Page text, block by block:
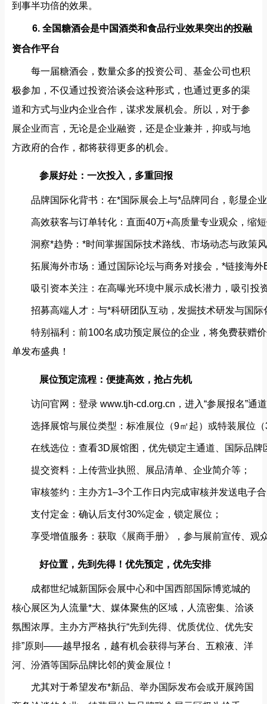
到事半功倍的效果。
6. 全国糖酒会是中国酒类和食品行业效果突出的投融
资合作平台
每一届糖酒会，数量众多的投资公司、基金公司也积
极参加，不仅通过投资洽谈会这种形式，也通过更多的渠
道和方式与业内企业合作，谋求发展机会。所以，对于参
展企业而言，无论是企业融资，还是企业兼并，抑或与地
方政府的合作，都将获得更多的机会。
参展好处：一次投入，多重回报
品牌国际化背书：在*国际展会上与*品牌同台，彰显企
高效获客与订单转化：直面40万+高质量专业观众，缩
洞察*趋势：*时间掌握国际技术路线、市场动态与政策
拓展海外市场：通过国际论坛与商务对接会，*链接海
吸引资本关注：在高曝光环境中展示成长潜力，吸引投
招募高端人才：与*科研团队互动，发掘技术研发与国际
特别福利：前100名成功预定展位的企业，将免费获赠
单发布盛典！
展位预定流程：便捷高效，抢占先机
访问官网：登录 www.tjh-cd.org.cn，进入“参展报名”通
选择展馆与展位类型：标准展位（9㎡起）或特装展位
在线选位：查看3D展馆图，优先锁定主通道、国际品
提交资料：上传营业执照、展品清单、企业简介等；
审核签约：主办方1–3个工作日内完成审核并发送电子
支付定金：确认后支付30%定金，锁定展位；
享受增值服务：获取《展商手册》，参与展前宣传、观
好位置，先到先得！优先预定，优先安排
成都世纪城新国际会展中心和中国西部国际博览城的
核心展区为人流量*大、媒体聚焦的区域，人流密集、洽谈
氛围浓厚。主办方严格执行“先到先得、优质优位、优先安
排”原则——越早报名，越有机会获得与茅台、五粮液、洋
河、汾酒等国际品牌比邻的黄金展位！
尤其对于希望发布*新品、举办国际发布会或开展跨国